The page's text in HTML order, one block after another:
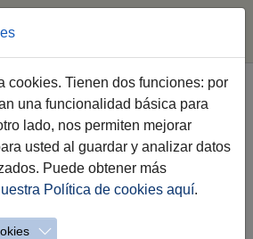
de
y Entrega de Premios
2026
cookies. Tienen dos funciones: por
una funcionalidad básica para
lado, nos permiten mejorar
usted al guardar y analizar datos
Puede obtener más
Política de cookies aquí.